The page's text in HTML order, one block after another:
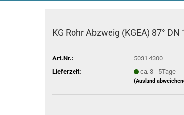
KG Rohr Abzweig (KGEA) 87° DN
Art.Nr.:
5031 4300
Lieferzeit:
ca. 3 - 5Tage
(Ausland